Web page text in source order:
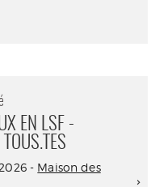
EN LSF -
- Maison des